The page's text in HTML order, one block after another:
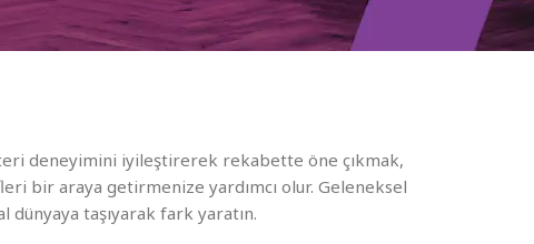
deneyimini iyileştirerek rekabette öne çıkmak,
bir araya getirmenize yardımcı olur. Geleneksel
taşıyarak fark yaratın.